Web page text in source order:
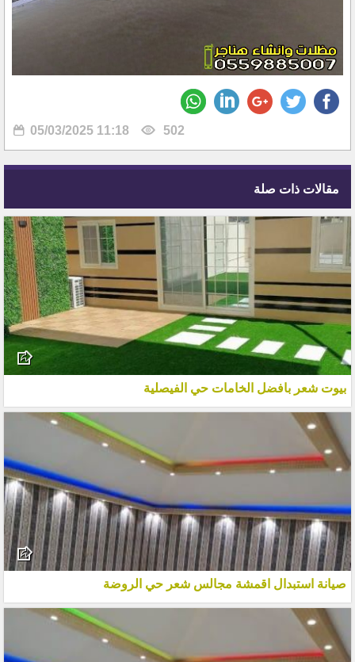
05/03/2025 11:18 502
مقالات ذات صلة
بيوت شعر بافضل الخامات حي الفيصلية
صيانة استبدال اقمشة مجالس شعر حي الروضة